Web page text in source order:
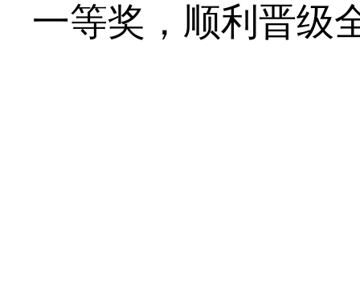
一等奖，顺利晋级